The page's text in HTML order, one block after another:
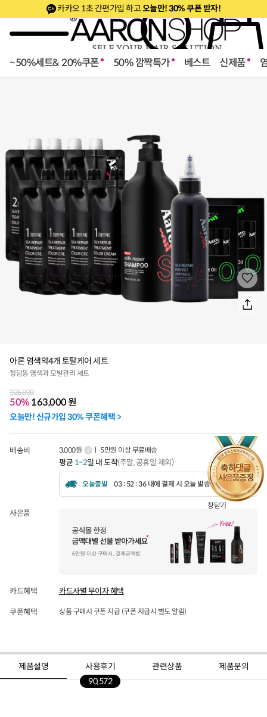
카카오 1초 간편가입 하고오늘만! 30% 쿠폰 받자!
~50%세트& 20%쿠폰 50% 깜짝특가 베스트 신제품
셔널
창닫기
아론 염색약4개 토탈케어 세트
청담동 염색과 모발관리 세트
326,000
50%163,000원
오늘만! 신규가입 30% 쿠폰혜택 >
배송비 3,000원 ㅣ 5만원 이상 무료배송
평균1~2일 내 도착(주말, 공휴일 제외)
오늘출발 03 : 52 : 34 내에 결제 시 오늘 발송됩니다.
사은품
카드혜택 카드사별 무이자 혜택
쿠폰혜택 상품 구매시 쿠폰 지급 (쿠폰 지급시 별도 알림)
제품설명
사용후기
90,572
관련상품 제품문의